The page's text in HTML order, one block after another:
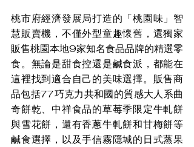
桃市府經濟發展局打造的「桃園味」智
慧販賣機，不僅外型童趣懷舊，還獨家
販售桃園本地9家知名食品品牌的精選零
食。無論是甜食控還是鹹食派，都能在
這裡找到適合自己的美味選擇。販售商
品包括77巧克力共和國的質感大人系曲
奇餅乾、中祥食品的草莓季限定牛軋餅
與雪花餅，還有香蔥牛軋餅和甘梅餅等
鹹食選擇，以及手信霧隱城的日式蒸果